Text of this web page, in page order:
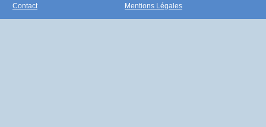
Contact
Mentions Légales